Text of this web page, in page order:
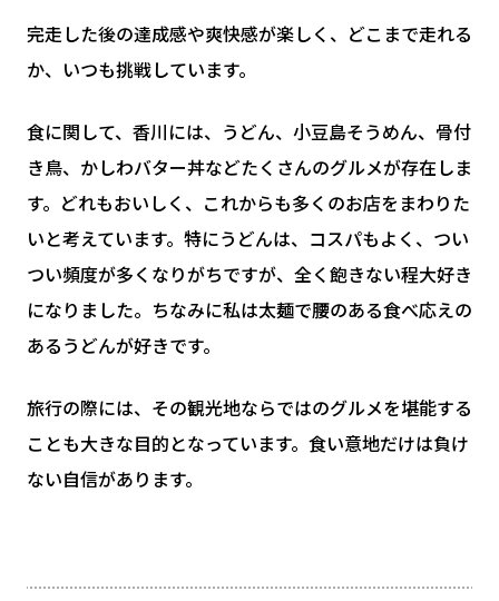
完走した後の達成感や爽快感が楽しく、どこまで走れる
か、いつも挑戦しています。
食に関して、香川には、うどん、小豆島そうめん、骨付
き鳥、かしわバター丼などたくさんのグルメが存在しま
す。どれもおいしく、これからも多くのお店をまわりた
いと考えています。特にうどんは、コスパもよく、つい
つい頻度が多くなりがちですが、全く飽きない程大好き
になりました。ちなみに私は太麺で腰のある食べ応えの
あるうどんが好きです。
旅行の際には、その観光地ならではのグルメを堪能する
ことも大きな目的となっています。食い意地だけは負け
ない自信があります。